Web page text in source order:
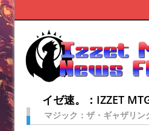
イゼ速。：IZZET
マジック：ザ・ギャザリン